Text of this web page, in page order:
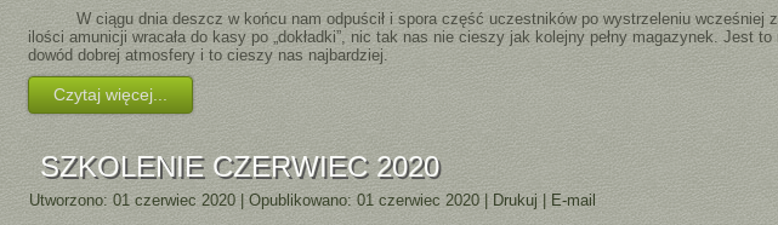
W ciągu dnia deszcz w końcu nam odpuścił i spora część uczestników po wystrzeleniu wcześniej
ilości amunicji wracała do kasy po „dokładki”, nic tak nas nie cieszy jak kolejny pełny magazynek. Jest
dowód dobrej atmosfery i to cieszy nas najbardziej.
Czytaj więcej...
SZKOLENIE CZERWIEC 2020
Utworzono: 01 czerwiec 2020|Opublikowano: 01 czerwiec 2020| Drukuj
E-mail